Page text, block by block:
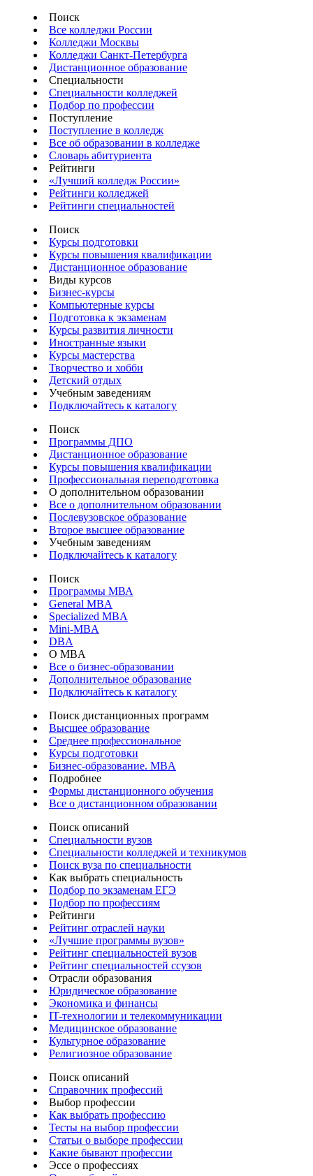
Поиск
Все колледжи России
Колледжи Москвы
Колледжи Санкт-Петербурга
Дистанционное образование
Специальности
Специальности колледжей
Подбор по профессии
Поступление
Поступление в колледж
Все об образовании в колледже
Словарь абитуриента
Рейтинги
«Лучший колледж России»
Рейтинги колледжей
Рейтинги специальностей
Поиск
Курсы подготовки
Курсы повышения квалификации
Дистанционное образование
Виды курсов
Бизнес-курсы
Компьютерные курсы
Подготовка к экзаменам
Курсы развития личности
Иностранные языки
Курсы мастерства
Творчество и хобби
Детский отдых
Учебным заведениям
Подключайтесь к каталогу
Поиск
Программы ДПО
Дистанционное образование
Курсы повышения квалификации
Профессиональная переподготовка
О дополнительном образовании
Все о дополнительном образовании
Послевузовское образование
Второе высшее образование
Учебным заведениям
Подключайтесь к каталогу
Поиск
Программы МВА
General MBA
Specialized MBA
Mini-MBA
DBA
О MBA
Все о бизнес-образовании
Дополнительное образование
Подключайтесь к каталогу
Поиск дистанционных программ
Высшее образование
Среднее профессиональное
Курсы подготовки
Бизнес-образование. MBA
Подробнее
Формы дистанционного обучения
Все о дистанционном образовании
Поиск описаний
Специальности вузов
Специальности колледжей и техникумов
Поиск вуза по специальности
Как выбрать специальность
Подбор по экзаменам ЕГЭ
Подбор по профессиям
Рейтинги
Рейтинг отраслей науки
«Лучшие программы вузов»
Рейтинг специальностей вузов
Рейтинг специальностей ссузов
Отрасли образования
Юридическое образование
Экономика и финансы
IT-технологии и телекоммуникации
Медицинское образование
Культурное образование
Религиозное образование
Поиск описаний
Справочник профессий
Выбор профессии
Как выбрать профессию
Тесты на выбор профессии
Статьи о выборе профессии
Какие бывают профессии
Эссе о профессиях